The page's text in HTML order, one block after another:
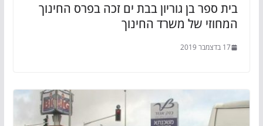
בית ספר בן גוריון בבת ים זכה בפרס החינוך
המחוזי של משרד החינוך
17 בדצמבר 2019